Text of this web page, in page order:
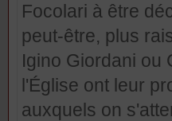
Focolari à être
peut-être, plus
Igino Giordani ou
l'Église ont leur
auxquels on